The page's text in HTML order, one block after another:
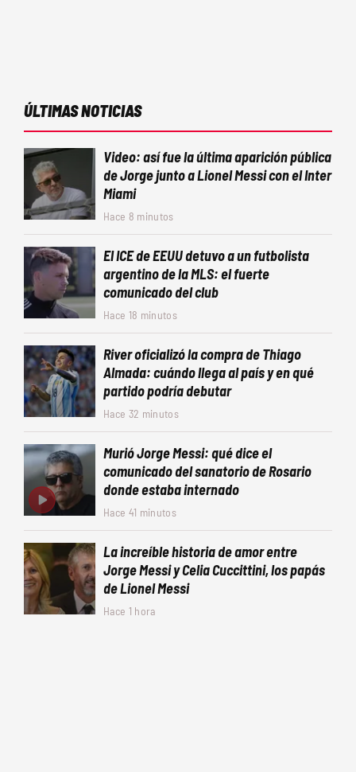
ÚLTIMAS NOTICIAS
Video: así fue la última aparición pública
de Jorge junto a Lionel Messi con el Inter
Miami
Hace 8 minutos
El ICE de EEUU detuvo a un futbolista
argentino de la MLS: el fuerte
comunicado del club
Hace 18 minutos
River oficializó la compra de Thiago
Almada: cuándo llega al país y en qué
partido podría debutar
Hace 32 minutos
Murió Jorge Messi: qué dice el
comunicado del sanatorio de Rosario
donde estaba internado
Hace 41 minutos
La increíble historia de amor entre
Jorge Messi y Celia Cuccittini, los papás
de Lionel Messi
Hace 1 hora